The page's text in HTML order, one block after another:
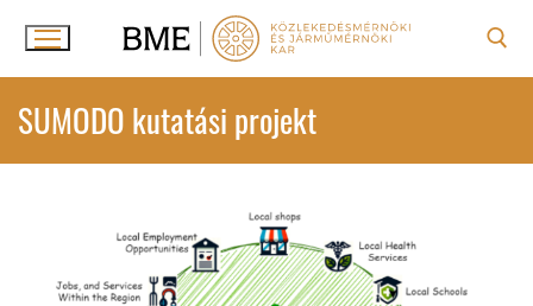
SUMODO kutatási projekt